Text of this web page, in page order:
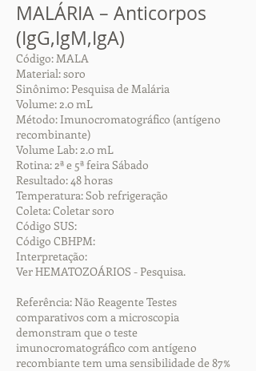
MALÁRIA – Anticorpos
(IgG,IgM,IgA)
Código: MALA
Material: soro
Sinônimo: Pesquisa de Malária
Volume: 2.0 mL
Método: Imunocromatográfico (antígeno
recombinante)
Volume Lab: 2.0 mL
Rotina: 2ª e 5ª feira Sábado
Resultado: 48 horas
Temperatura: Sob refrigeração
Coleta: Coletar soro
Código SUS:
Código CBHPM:
Interpretação:
Ver HEMATOZOÁRIOS - Pesquisa.
Referência: Não Reagente Testes
comparativos com a microscopia
demonstram que o teste
imunocromatográfico com antígeno
recombiante tem uma sensibilidade de 87%